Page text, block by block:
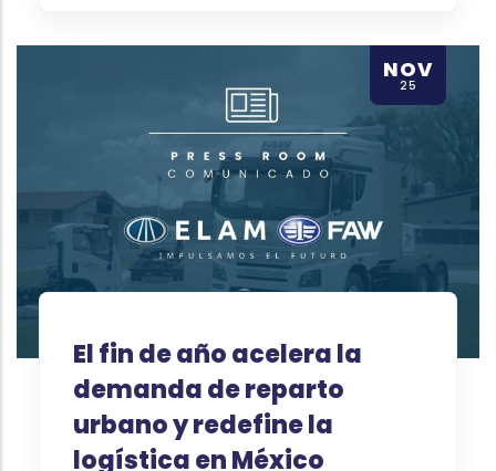
NOV
25
El fin de año acelera la
demanda de reparto
urbano y redefine la
logística en México